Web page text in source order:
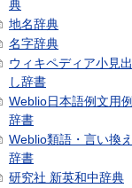
典
地名辞典
名字辞典
ウィキペディア小見出
し辞書
Weblio日本語例文用例
辞書
Weblio類語・言い換え
辞書
研究社 新英和中辞典